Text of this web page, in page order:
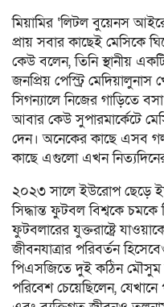
মিয়ামির ‘লিটল বুয়েনস
প্রায় সবার কাছেই মেসিকে
কেউ বলেন, তিনি স্থানীয়
জনপ্রিয় পেস্ট্রি
সিগন্যালে নিজের গাড়িতে
আবার কেউ সুপারমার্কেটে
দেন। অনেকের কাছে এসব
কাছে এগুলো এখন
২০২৩ সালে ইউরোপ ছেড়ে
সিদ্ধান্ত ফুটবল বিশ্বকে
ফুটবলারের যুক্তরাষ্ট্রে
জীবনযাত্রার পরিবর্তন
পিএসজিতে দুই কঠিন মৌসুম
পরিবেশ চেয়েছিলেন,